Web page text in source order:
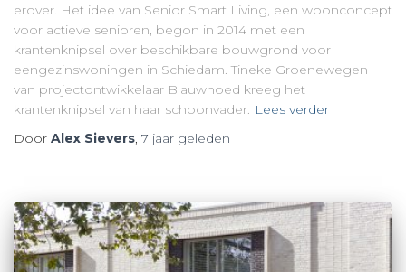
erover. Het idee van Senior Smart Living, een woonconcept
voor actieve senioren, begon in 2014 met een
krantenknipsel over beschikbare bouwgrond voor
eengezinswoningen in Schiedam. Tineke Groenewegen
van projectontwikkelaar Blauwhoed kreeg het
krantenknipsel van haar schoonvader. Lees verder
Door Alex Sievers, 7 jaar geleden